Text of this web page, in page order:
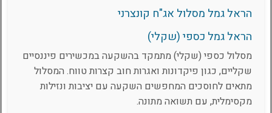
הראל גמל מסלול אג"ח קונצרני
הראל גמל כספי (שקלי)
מסלול כספי (שקלי) מתמקד בהשקעה במכשירים פיננסיים
שקליים, כגון פיקדונות ואגרות חוב קצרות טווח. המסלול
מתאים לחוסכים המחפשים השקעה עם יציבות ונזילות
מקסימלית, עם תשואה מתונה.